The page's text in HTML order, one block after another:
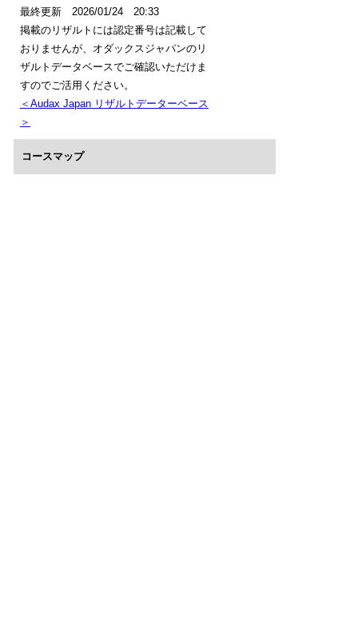
最終更新 2026/01/24 20:33
掲載のリザルトには認定番号は記載して
おりませんが、オダックスジャパンのリ
ザルトデータベースでご確認いただけま
すのでご活用ください。
＜Audax Japan リザルトデーターベース
＞
コースマップ